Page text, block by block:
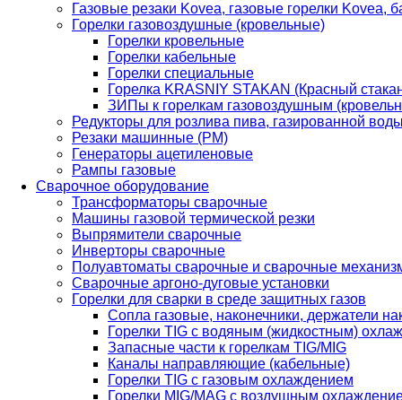
Газовые резаки Kovea, газовые горелки Kovea,
Горелки газовоздушные (кровельные)
Горелки кровельные
Горелки кабельные
Горелки специальные
Горелка KRASNIY STAKAN (Красный
ЗИПы к горелкам газовоздушным
Редукторы для розлива пива, газированной
Резаки машинные (РМ)
Генераторы ацетиленовые
Рампы газовые
Сварочное оборудование
Трансформаторы сварочные
Машины газовой термической резки
Выпрямители сварочные
Инверторы сварочные
Полуавтоматы сварочные и сварочные
Сварочные аргоно-дуговые установки
Горелки для сварки в среде защитных газов
Сопла газовые, наконечники, держатели
Горелки TIG с водяным (жидкостным)
Запасные части к горелкам TIG/MIG
Каналы направляющие (кабельные)
Горелки TIG с газовым охлаждением
Горелки MIG/MAG с воздушным